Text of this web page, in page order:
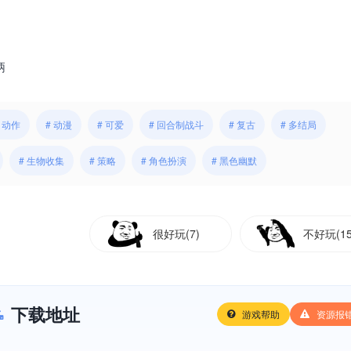
作 # 动漫 # 可爱 # 回合制战斗 # 复古 # 多结局
# 生物收集 # 策略 # 角色扮演 # 黑色幽默
很好玩(7) 不好玩
下载地址 游戏帮助 资源报